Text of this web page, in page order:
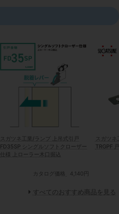
スガツネ工業/ランプ 上吊式引戸
FD35SP シングルソフトクローザー
仕様 上ローラー木口掘込
カタログ価格 4,140円
スガツ
TRGPF
すべてのおすすめ商品を見る